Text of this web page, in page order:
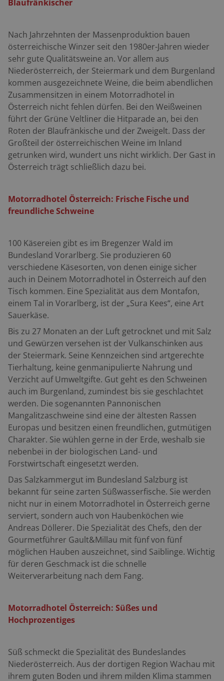
Blaufränkischer
Nach Jahrzehnten der Massenproduktion bauen
österreichische Winzer seit den 1980er-Jahren wieder
sehr gute Qualitätsweine an. Vor allem aus
Niederösterreich, der Steiermark und dem Burgenland
kommen ausgezeichnete Weine, die beim abendlichen
Zusammensitzen in einem Motorradhotel in
Österreich nicht fehlen dürfen. Bei den Weißweinen
führt der Grüne Veltliner die Hitparade an, bei den
Roten der Blaufränkische und der Zweigelt. Dass der
Großteil der österreichischen Weine im Inland
getrunken wird, wundert uns nicht wirklich. Der Gast in
Österreich trägt schließlich dazu bei.
Motorradhotel Österreich: Frische Fische und
freundliche Schweine
100 Käsereien gibt es im Bregenzer Wald im
Bundesland Vorarlberg. Sie produzieren 60
verschiedene Käsesorten, von denen einige sicher
auch in Deinem Motorradhotel in Österreich auf den
Tisch kommen. Eine Spezialität aus dem Montafon,
einem Tal in Vorarlberg, ist der „Sura Kees“, eine Art
Sauerkäse.
Bis zu 27 Monaten an der Luft getrocknet und mit Salz
und Gewürzen versehen ist der Vulkanschinken aus
der Steiermark. Seine Kennzeichen sind artgerechte
Tierhaltung, keine genmanipulierte Nahrung und
Verzicht auf Umweltgifte. Gut geht es den Schweinen
auch im Burgenland, zumindest bis sie geschlachtet
werden. Die sogenannten Pannonischen
Mangalitzaschweine sind eine der ältesten Rassen
Europas und besitzen einen freundlichen, gutmütigen
Charakter. Sie wühlen gerne in der Erde, weshalb sie
nebenbei in der biologischen Land- und
Forstwirtschaft eingesetzt werden.
Das Salzkammergut im Bundesland Salzburg ist
bekannt für seine zarten Süßwasserfische. Sie werden
nicht nur in einem Motorradhotel in Österreich gerne
serviert, sondern auch von Haubenköchen wie
Andreas Döllerer. Die Spezialität des Chefs, den der
Gourmetführer Gault&Millau mit fünf von fünf
möglichen Hauben auszeichnet, sind Saiblinge. Wichtig
für deren Geschmack ist die schnelle
Weiterverarbeitung nach dem Fang.
Motorradhotel Österreich: Süßes und
Hochprozentiges
Süß schmeckt die Spezialität des Bundeslandes
Niederösterreich. Aus der dortigen Region Wachau mit
ihrem guten Boden und ihrem milden Klima stammen